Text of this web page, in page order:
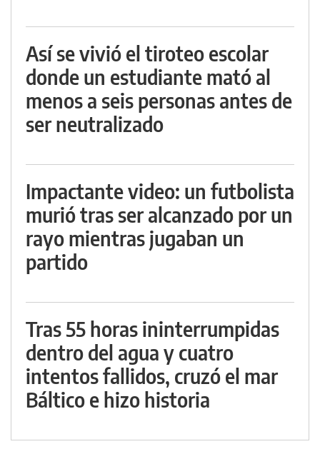
Así se vivió el tiroteo escolar
donde un estudiante mató al
menos a seis personas antes de
ser neutralizado
Impactante video: un futbolista
murió tras ser alcanzado por un
rayo mientras jugaban un
partido
Tras 55 horas ininterrumpidas
dentro del agua y cuatro
intentos fallidos, cruzó el mar
Báltico e hizo historia